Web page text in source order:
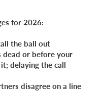
for 2026:
the ball out
or before your
delaying the call
disagree on a line